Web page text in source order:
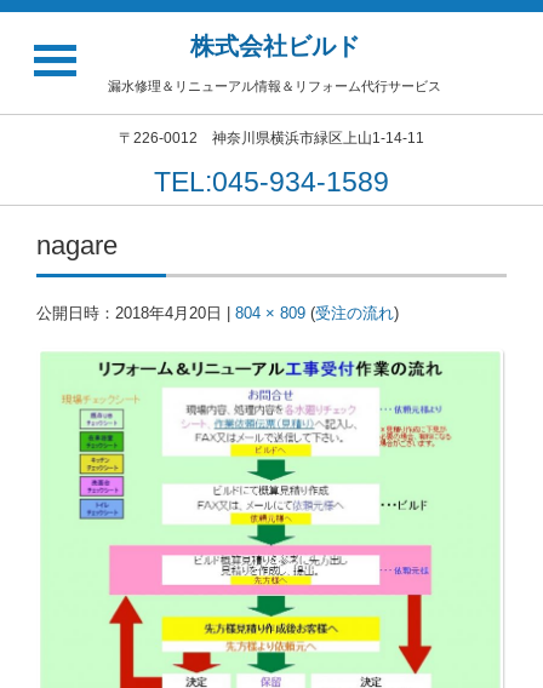
株式会社ビルド
漏水修理＆リニューアル情報＆リフォーム代行サービス
〒226-0012 神奈川県横浜市緑区上山1-14-11
TEL:045-934-1589
nagare
公開日時： 2018年4月20日 804 × 809 (受注の流れ)